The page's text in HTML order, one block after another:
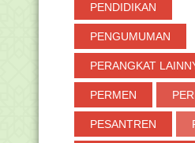
PENDIDIKAN
PENGUMUMAN
PERANGKAT
PERMEN
PESANTREN